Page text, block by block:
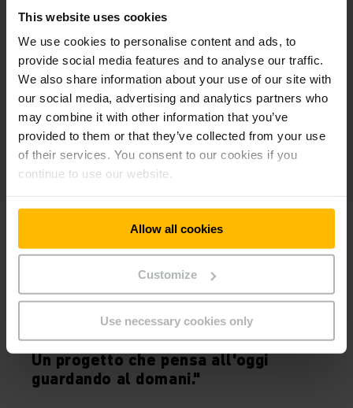
This website uses cookies
We use cookies to personalise content and ads, to
provide social media features and to analyse our traffic.
We also share information about your use of our site with
our social media, advertising and analytics partners who
may combine it with other information that you’ve
provided to them or that they’ve collected from your use
of their services. You consent to our cookies if you
continue to use our website.
Allow all cookies
Customize
Use necessary cookies only
di 6,3 milioni di chili a settimana, un incremento di +75%.
Grazie alla riorganizzazione delle merci si è passati da una
capacità massima di 6.000 pallet a 12.240 pallet
complessivi.
Questi numeri, più che un punto di arrivo sono un punto di
partenza. Una base solida che alimenta la continua ricerca di
innovazione comune.
"Il nuovo magazzino ci ha permesso
di interpretare al meglio la
complessità e disegnare soluzioni
che coniugano efficienza e sviluppi
futuri in sinergia con Jungheinrich.
Un progetto che pensa all'oggi
guardando al domani."